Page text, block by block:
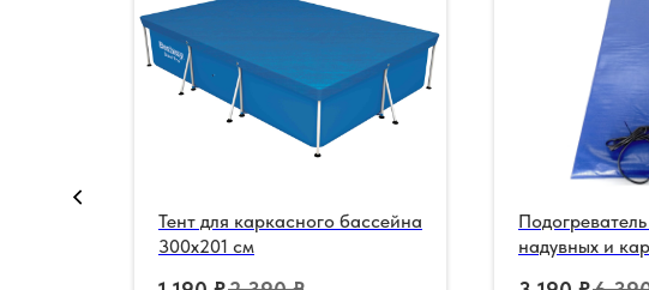
Тент для каркасного бассейна
300х201 см
надувных и